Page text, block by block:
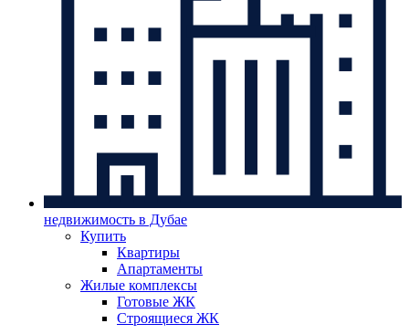
недвижимость в Дубае
Купить
Квартиры
Апартаменты
Жилые комплексы
Готовые ЖК
Строящиеся ЖК